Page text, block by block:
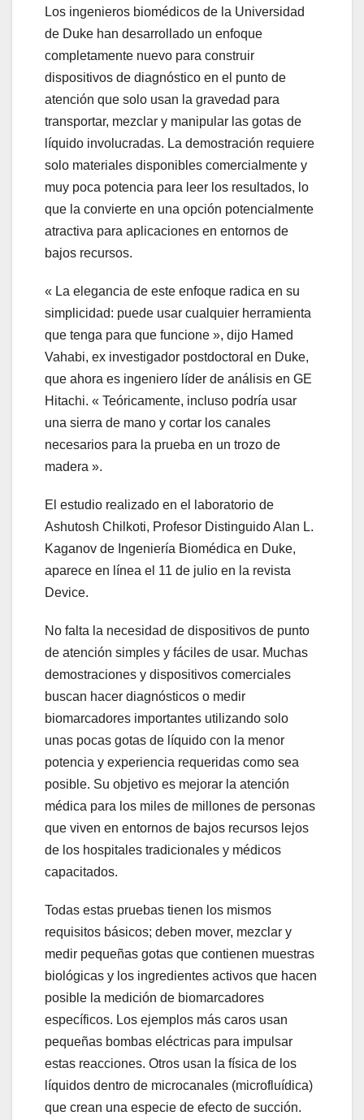
Los ingenieros biomédicos de la Universidad
de Duke han desarrollado un enfoque
completamente nuevo para construir
dispositivos de diagnóstico en el punto de
atención que solo usan la gravedad para
transportar, mezclar y manipular las gotas de
líquido involucradas. La demostración requiere
solo materiales disponibles comercialmente y
muy poca potencia para leer los resultados, lo
que la convierte en una opción potencialmente
atractiva para aplicaciones en entornos de
bajos recursos.
« La elegancia de este enfoque radica en su
simplicidad: puede usar cualquier herramienta
que tenga para que funcione », dijo Hamed
Vahabi, ex investigador postdoctoral en Duke,
que ahora es ingeniero líder de análisis en GE
Hitachi. « Teóricamente, incluso podría usar
una sierra de mano y cortar los canales
necesarios para la prueba en un trozo de
madera ».
El estudio realizado en el laboratorio de
Ashutosh Chilkoti, Profesor Distinguido Alan L.
Kaganov de Ingeniería Biomédica en Duke,
aparece en línea el 11 de julio en la revista
Device.
No falta la necesidad de dispositivos de punto
de atención simples y fáciles de usar. Muchas
demostraciones y dispositivos comerciales
buscan hacer diagnósticos o medir
biomarcadores importantes utilizando solo
unas pocas gotas de líquido con la menor
potencia y experiencia requeridas como sea
posible. Su objetivo es mejorar la atención
médica para los miles de millones de personas
que viven en entornos de bajos recursos lejos
de los hospitales tradicionales y médicos
capacitados.
Todas estas pruebas tienen los mismos
requisitos básicos; deben mover, mezclar y
medir pequeñas gotas que contienen muestras
biológicas y los ingredientes activos que hacen
posible la medición de biomarcadores
específicos. Los ejemplos más caros usan
pequeñas bombas eléctricas para impulsar
estas reacciones. Otros usan la física de los
líquidos dentro de microcanales (microfluídica)
que crean una especie de efecto de succión.